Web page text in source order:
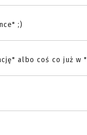
;)
albo coś co już w